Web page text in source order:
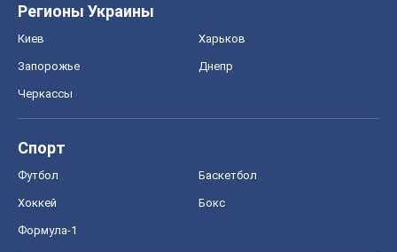
Регионы Украины
Киев Харьков
Запорожье Днепр
Черкассы
Спорт
Футбол Баскетбол
Хоккей Бокс
Формула-1